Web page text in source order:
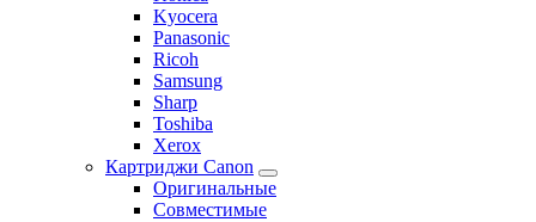
Kyocera
Panasonic
Ricoh
Samsung
Sharp
Toshiba
Xerox
Картриджи Canon
Оригинальные
Совместимые